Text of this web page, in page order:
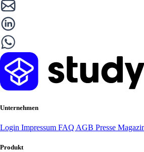
Unternehmen
Login Impressum FAQ AGB Presse
Produkt